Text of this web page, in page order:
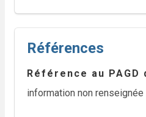
Références
Référence au PAGD
information non renseignée